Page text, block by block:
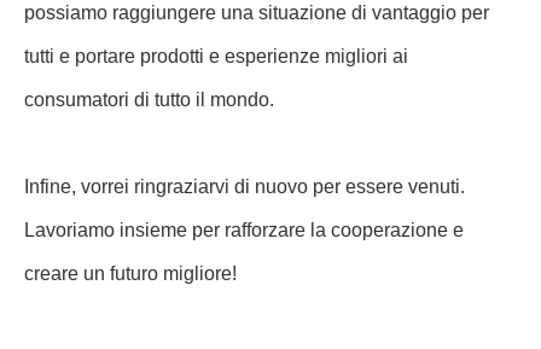
possiamo raggiungere una situazione di vantaggio per
tutti e portare prodotti e esperienze migliori ai
consumatori di tutto il mondo.
Infine, vorrei ringraziarvi di nuovo per essere venuti.
Lavoriamo insieme per rafforzare la cooperazione e
creare un futuro migliore!